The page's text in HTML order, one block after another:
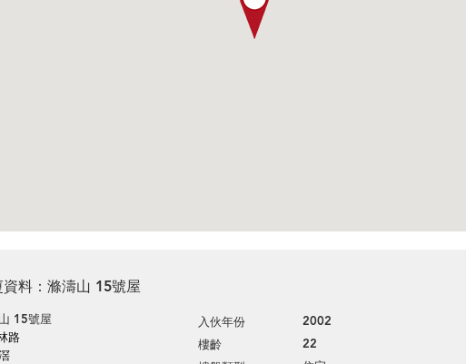
資料：滌濤山 15號屋
15號屋
路
入伙年份 2002
樓齡 22